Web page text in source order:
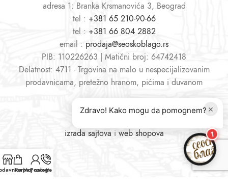
adresa 1: Branka Krsmanovića 3, Beograd
tel : +381 65 210-90-66
tel : +381 66 804 2882
email : prodaja@seoskoblago.rs
PIB: 110226263 | Matični broj: 64742418
Delatnost: 4711 - Trgovina na malo u nespecijalizovanim
prodavnicama, pretežno hranom, pićima i duvanom
izrada sajtova i web shopova
KorpaMoj nalog
Pozovite nas
×
Zdravo! Kako mogu da pomognem?
1